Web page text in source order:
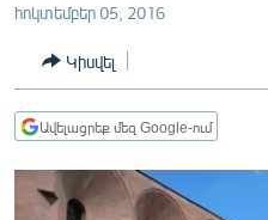
ՀԱՍԱՐԱԿՈՒԹՅՈՒՆ
ՏՆՏԵՍՈՒԹՅՈՒՆ
ՂԱՐԱԲԱՂ
ՊԱՏԵՐԱԶՄԻ 6 ՇԱԲԱԹՆԵՐԸ
հոկտեմբեր 05, 2016
Կիսվել
Ավելացրեք մեզ Google-ում